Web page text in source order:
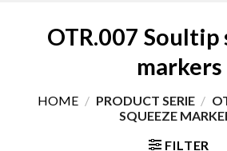
OTR.007 Soultip
markers
HOME / PRODUCT SERIE /
SQUEEZE
FILTER